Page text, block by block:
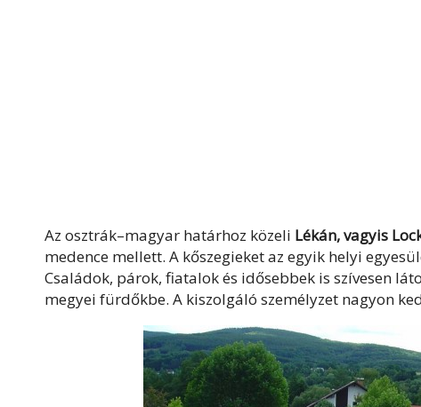
Az osztrák–magyar határhoz közeli Lékán, vagyis
medence mellett. A kőszegieket az egyik helyi
Családok, párok, fiatalok és idősebbek is szívesen
megyei fürdőkbe. A kiszolgáló személyzet nagyon